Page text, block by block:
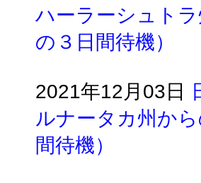
ハーラーシュト
の３日間待機）
2021年12月03日
ルナータカ州か
間待機）